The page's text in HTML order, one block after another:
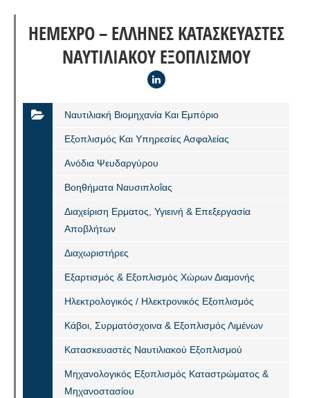
HEMEXPO – ΕΛΛΗΝΕΣ ΚΑΤΑΣΚΕΥΑΣΤΕΣ
ΝΑΥΤΙΛΙΑΚΟΥ ΕΞΟΠΛΙΣΜΟΥ
Ναυτιλιακή Βιομηχανία Και Εμπόριο
Eξοπλισμός Και Υπηρεσίες Ασφαλείας
Ανόδια Ψευδαργύρου
Βοηθήματα Ναυσιπλοΐας
Διαχείριση Ερματος, Υγιεινή & Επεξεργασία
Αποβλήτων
Διαχωριστήρες
Εξαρτισμός & Εξοπλισμός Χώρων Διαμονής
Ηλεκτρολογικός / Ηλεκτρονικός Εξοπλισμός
Κάβοι, Συρματόσχοινα & Εξοπλισμός Λιμένων
Κατασκευαστές Ναυτιλιακού Εξοπλισμού
Μηχανολογικός Εξοπλισμός Καταστρώματος &
Μηχανοστασίου